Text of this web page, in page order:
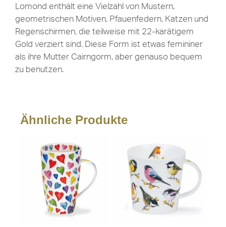
Lomond enthält eine Vielzahl von Mustern,
geometrischen Motiven, Pfauenfedern, Katzen und
Regenschirmen, die teilweise mit 22-karätigem
Gold verziert sind. Diese Form ist etwas femininer
als ihre Mutter Cairngorm, aber genauso bequem
zu benutzen.
Ähnliche Produkte